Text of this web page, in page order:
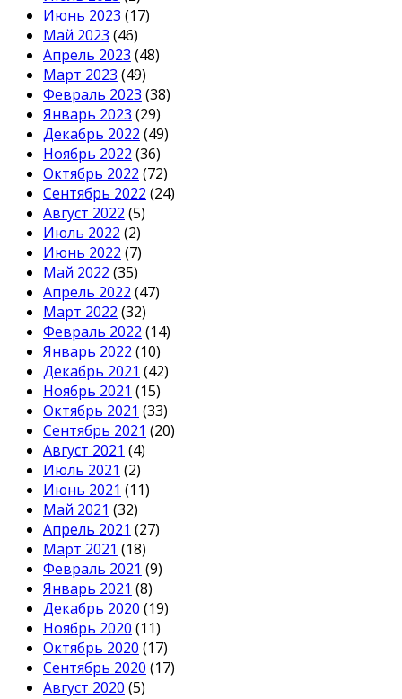
Июнь 2023 (17)
Май 2023 (46)
Апрель 2023 (48)
Март 2023 (49)
Февраль 2023 (38)
Январь 2023 (29)
Декабрь 2022 (49)
Ноябрь 2022 (36)
Октябрь 2022 (72)
Сентябрь 2022 (24)
Август 2022 (5)
Июль 2022 (2)
Июнь 2022 (7)
Май 2022 (35)
Апрель 2022 (47)
Март 2022 (32)
Февраль 2022 (14)
Январь 2022 (10)
Декабрь 2021 (42)
Ноябрь 2021 (15)
Октябрь 2021 (33)
Сентябрь 2021 (20)
Август 2021 (4)
Июль 2021 (2)
Июнь 2021 (11)
Май 2021 (32)
Апрель 2021 (27)
Март 2021 (18)
Февраль 2021 (9)
Январь 2021 (8)
Декабрь 2020 (19)
Ноябрь 2020 (11)
Октябрь 2020 (17)
Сентябрь 2020 (17)
Август 2020 (5)